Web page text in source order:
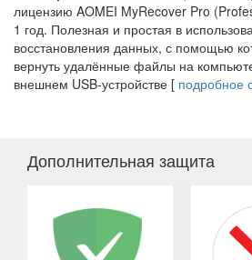
лицензию AOMEI MyRecover Pro
1 год. Полезная и простая в
восстановления данных, с помощью
вернуть удалённые файлы на
внешнем USB-устройстве [ подробное
Дополнительная защита